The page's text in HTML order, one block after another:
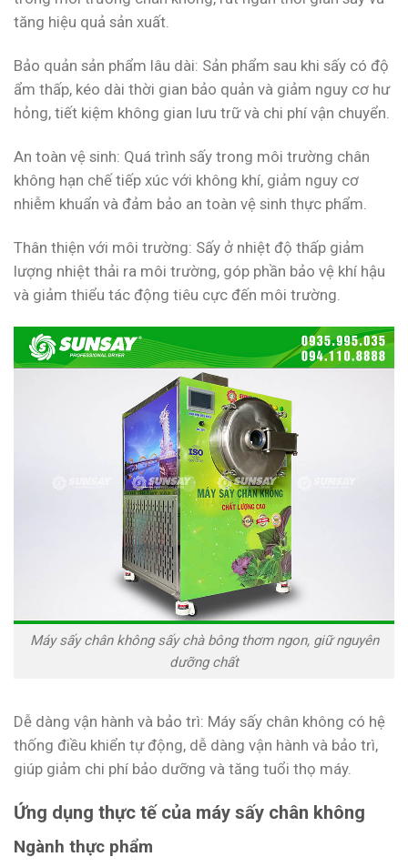
tăng hiệu quả sản xuất.
Bảo quản sản phẩm lâu dài: Sản phẩm sau khi sấy có độ
ẩm thấp, kéo dài thời gian bảo quản và giảm nguy cơ hư
hỏng, tiết kiệm không gian lưu trữ và chi phí vận chuyển.
An toàn vệ sinh: Quá trình sấy trong môi trường chân
không hạn chế tiếp xúc với không khí, giảm nguy cơ
nhiễm khuẩn và đảm bảo an toàn vệ sinh thực phẩm.
Thân thiện với môi trường: Sấy ở nhiệt độ thấp giảm
lượng nhiệt thải ra môi trường, góp phần bảo vệ khí hậu
và giảm thiểu tác động tiêu cực đến môi trường.
Máy sấy chân không sấy chà bông thơm ngon, giữ nguyên
dưỡng chất
Dễ dàng vận hành và bảo trì: Máy sấy chân không có hệ
thống điều khiển tự động, dễ dàng vận hành và bảo trì,
giúp giảm chi phí bảo dưỡng và tăng tuổi thọ máy.
Ứng dụng thực tế của máy sấy chân không
Ngành thực phẩm